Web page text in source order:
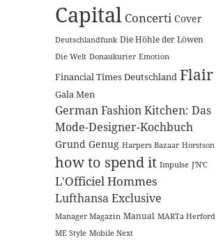
Capital Concerti Cover
Deutschlandfunk Die Höhle der Löwen
Die Welt Donaukurier Emotion
Financial Times Deutschland Flair
Gala Men
German Fashion Kitchen: Das
Mode-Designer-Kochbuch
Grund Genug Harpers Bazaar Horstson
how to spend it Impulse J'N'C
L'Officiel Hommes
Lufthansa Exclusive
Manager Magazin Manual MARTa Herford
ME Style Mobile Next